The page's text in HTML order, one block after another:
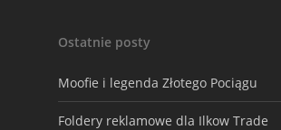
Ostatnie posty
Moofie i legenda Złotego Pociągu
Foldery reklamowe dla Ilkow Trade